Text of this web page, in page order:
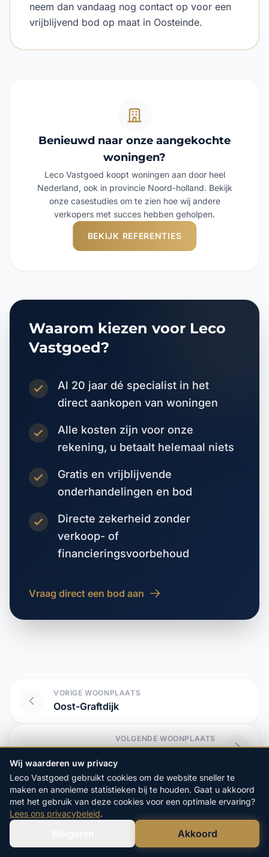
neem dan vandaag nog contact op voor een
vrijblijvend bod op maat in Oosteinde.
Benieuwd naar onze aangekochte
woningen?
Leco Vastgoed koopt woningen aan door heel
Nederland, ook in provincie Noord-holland. Bekijk
onze casestudies om te zien hoe wij andere
verkopers met succes hebben geholpen.
BEKIJK REFERENTIES
Waarom kiezen voor Leco
Vastgoed?
Al 20 jaar dé specialist in het
direct aankopen van woningen
Alle kosten zijn voor onze
rekening, u betaalt helemaal niets
Gratis en vrijblijvende
onderhandelingen en bod
Directe zekerheid zonder
verkoop- of
financieringsvoorbehoud
Vraag direct een bod aan
VORIGE WOONPLAATS
Oost-Graftdijk
VOLGENDE WOONPLAATS
Start hier uw vrijblijvende
4.9/5op Google
Bel Ons Direct
Wij waarderen uw privacy
Leco Vastgoed gebruikt cookies om de website sneller te
maken en anonieme statistieken bij te houden. Gaat u akkoord
met het gebruik van deze cookies voor een optimale ervaring?
Lees ons privacybeleid.
Akkoord